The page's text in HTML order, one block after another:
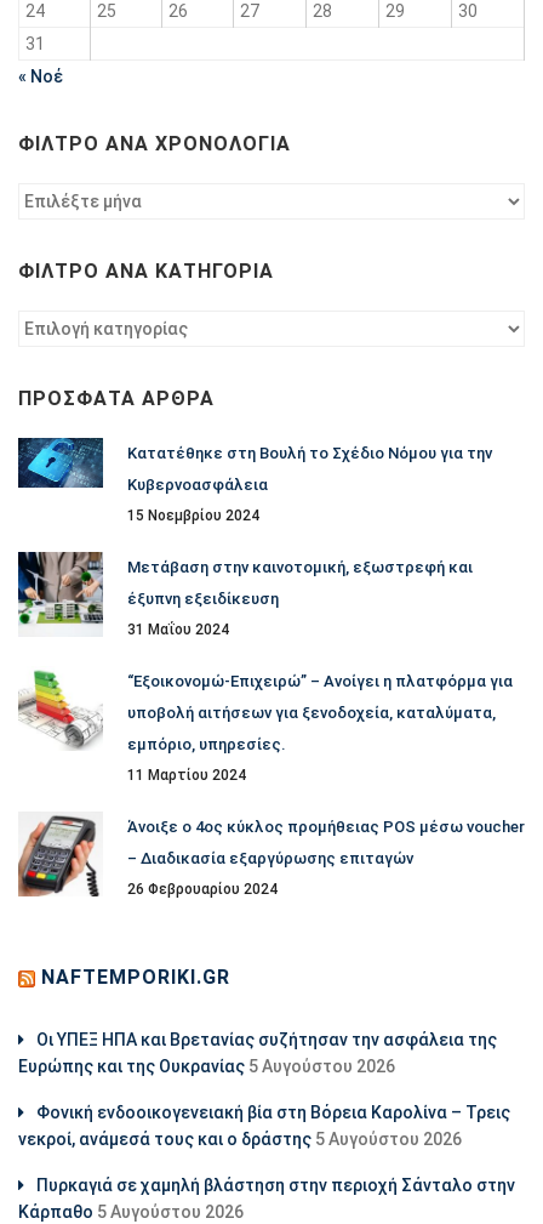
24
25 26 27 28 29
30
31
« Νοέ
ΦΊΛΤΡΟ ΑΝΆ ΧΡΟΝΟΛΟΓΊΑ
Φίλτρο
ΦΊΛΤΡΟ ΑΝΆ ΚΑΤΗΓΟΡΊΑ
Φίλτρο
ΠΡΌΣΦΑΤΑ ΆΡΘΡΑ
Κατατέθηκε στη Βουλή το Σχέδιο Νόμου για την
Κυβερνοασφάλεια
15 Νοεμβρίου 2024
Μετάβαση στην καινοτομική, εξωστρεφή και
έξυπνη εξειδίκευση
31 Μαΐου 2024
“Εξοικονομώ-Επιχειρώ” – Ανοίγει η πλατφόρμα για
υποβολή αιτήσεων για ξενοδοχεία, καταλύματα,
εμπόριο, υπηρεσίες.
11 Μαρτίου 2024
Άνοιξε ο 4ος κύκλος προμήθειας POS μέσω voucher
– Διαδικασία εξαργύρωσης επιταγών
26 Φεβρουαρίου 2024
NAFTEMPORIKI.GR
Οι ΥΠΕΞ ΗΠΑ και Βρετανίας συζήτησαν την ασφάλεια της
Ευρώπης και της Ουκρανίας 5 Αυγούστου 2026
Φονική ενδοοικογενειακή βία στη Βόρεια Καρολίνα – Τρεις
νεκροί, ανάμεσά τους και ο δράστης 5 Αυγούστου 2026
Πυρκαγιά σε χαμηλή βλάστηση στην περιοχή Σάνταλο στην
Κάρπαθο 5 Αυγούστου 2026